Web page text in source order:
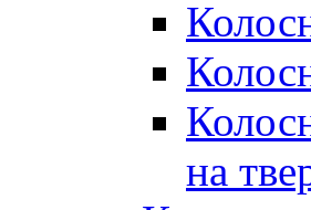
на